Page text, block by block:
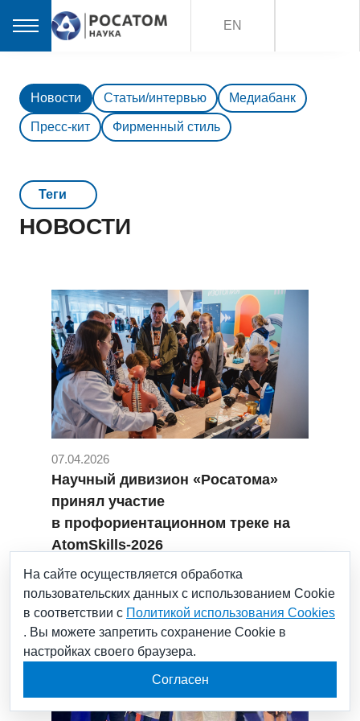
EN
Новости Статьи/интервью Медиабанк
Пресс-кит Фирменный стиль
НОВОСТИ
07.04.2026
Научный дивизион «Росатома»
принял участие
в профориентационном треке на
AtomSkills-2026
#Росатом
Teги
На сайте осуществляется обработка
пользовательских данных с использованием Cookie
в соответствии с Политикой использования Cookies
. Вы можете запретить сохранение Cookie в
настройках своего браузера.
Согласен